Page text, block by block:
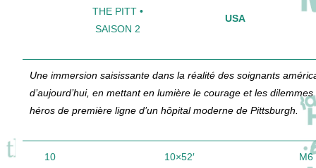
THE PITT •
SAISON 2
USA
Une immersion saisissante dans la réalité des soignants
d’aujourd’hui, en mettant en lumière le courage et les dilemmes
héros de première ligne d’un hôpital moderne de Pittsburgh.
10
10×52′ M6